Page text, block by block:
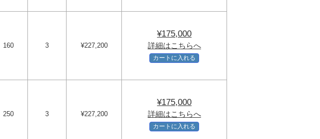
160 3 ¥227,200
¥175,000
詳細はこちらへ
カートに入れる
250 3 ¥227,200
¥175,000
詳細はこちらへ
カートに入れる